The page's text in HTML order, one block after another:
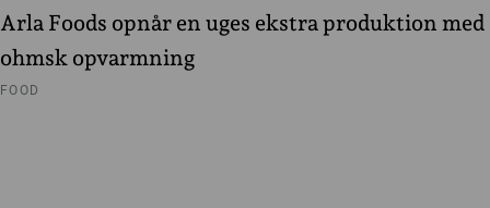
Arla Foods opnår en uges ekstra produktion med
ohmsk opvarmning
FOOD